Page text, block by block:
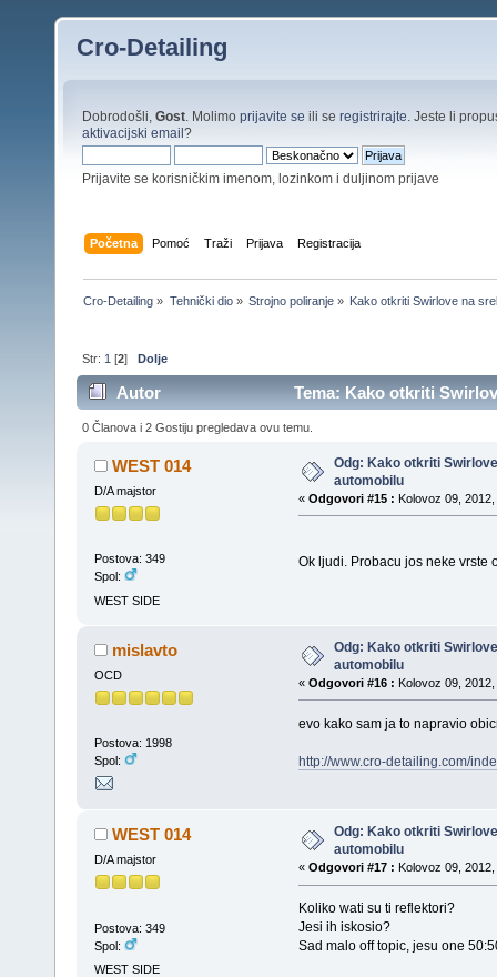
Cro-Detailing
Dobrodošli, Gost . Molimo prijavite se ili se registrirajte . Jeste li
aktivacijski email?
Prijavite se korisničkim imenom, lozinkom i duljinom prijave
Početna Pomoć Traži Prijava Registracija
Cro-Detailing » Tehnički dio» Strojno poliranje» Kako otkriti Swirlove na
Str: 1 [2]Dolje
Autor Tema: Kako otkriti
0 Članova i 2 Gostiju pregledava ovu temu.
WEST 014
D/A majstor
Postova: 349
Spol:
WEST SIDE
Odg: Kako otkriti
automobilu
« Odgovori #15 : Kolovoz 09,
Ok ljudi. Probacu jos neke
mislavto
OCD
Postova: 1998
Spol:
Odg: Kako otkriti
automobilu
« Odgovori #16 : Kolovoz 09,
evo kako sam ja to napravio
http://www.cro-detailing.com/
WEST 014
D/A majstor
Postova: 349
Spol:
WEST SIDE
Odg: Kako otkriti
automobilu
« Odgovori #17 : Kolovoz 09,
Koliko wati su ti reflektori?
Jesi ih iskosio?
Sad malo off topic, jesu one